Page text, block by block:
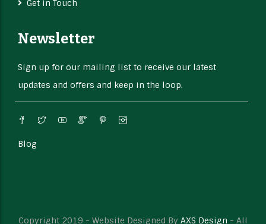
Get in Touch
Newsletter
Sign up for our mailing list to receive our latest
updates and offers and keep in the loop.
Blog
Copyright 2019 - Website Designed By AXS Design - All